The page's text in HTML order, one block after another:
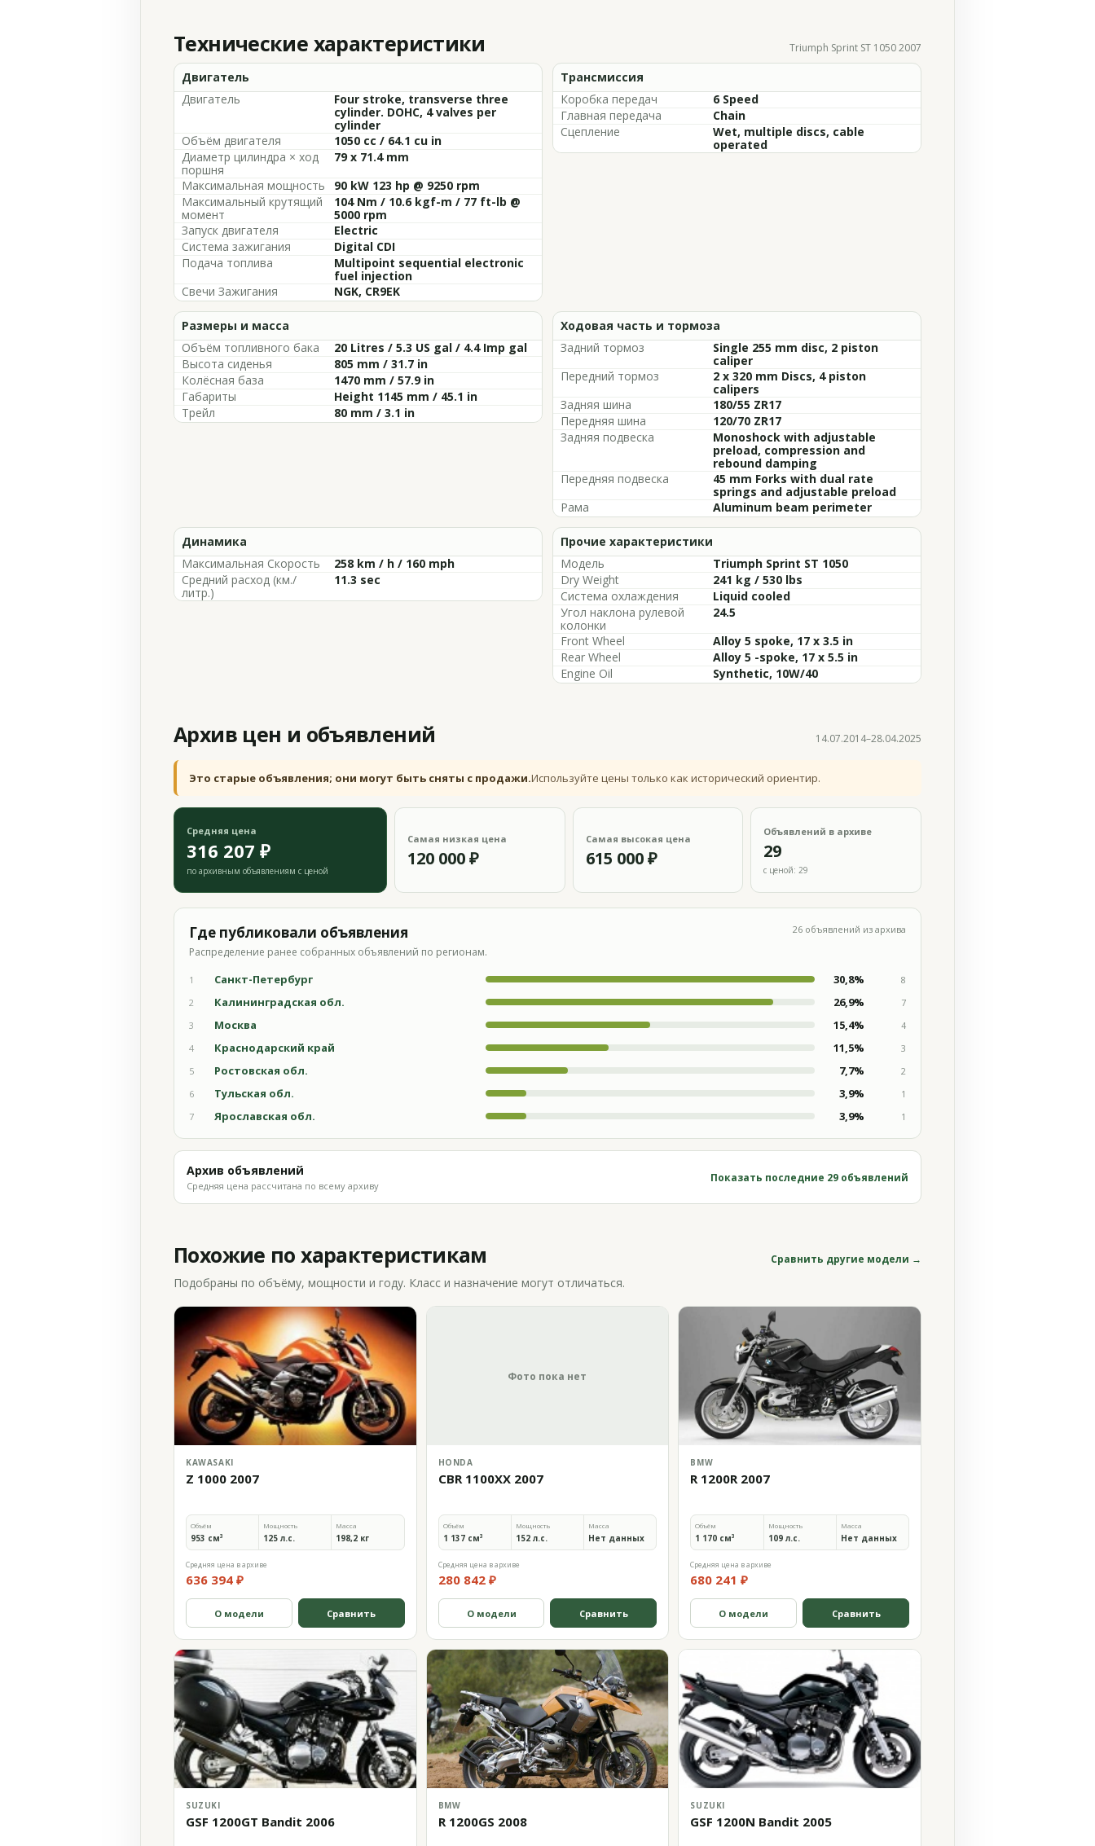
Технические характеристики Triumph Sprint ST 1050 2007
Двигатель
Двигатель
Four stroke, transverse three
cylinder. DOHC, 4 valves per
cylinder
Объём двигателя
1050 cc / 64.1 cu in
Диаметр цилиндра × ход
поршня
79 x 71.4 mm
Максимальная мощность
90 kW 123 hp @ 9250 rpm
Максимальный крутящий
момент
104 Nm / 10.6 kgf-m / 77 ft-lb @
5000 rpm
Запуск двигателя
Electric
Система зажигания
Digital CDI
Подача топлива
Multipoint sequential electronic
fuel injection
Свечи Зажигания
NGK, CR9EK
Трансмиссия
Коробка передач
6 Speed
Главная передача
Chain
Сцепление
Wet, multiple discs, cable
operated
Размеры и масса
Объём топливного бака
20 Litres / 5.3 US gal / 4.4 Imp gal
Высота сиденья
805 mm / 31.7 in
Колёсная база
1470 mm / 57.9 in
Габариты
Height 1145 mm / 45.1 in
Трейл
80 mm / 3.1 in
Ходовая часть и тормоза
Задний тормоз
Single 255 mm disc, 2 piston
caliper
Передний тормоз
2 x 320 mm Discs, 4 piston
calipers
Задняя шина
180/55 ZR17
Передняя шина
120/70 ZR17
Задняя подвеска
Monoshock with adjustable
preload, compression and
rebound damping
Передняя подвеска
45 mm Forks with dual rate
springs and adjustable preload
Рама
Aluminum beam perimeter
Динамика
Максимальная Скорость
258 km / h / 160 mph
Средний расход (км./
литр.)
11.3 sec
Прочие характеристики
Модель
Triumph Sprint ST 1050
Dry Weight
241 kg / 530 lbs
Система охлаждения
Liquid cooled
Угол наклона рулевой
колонки
24.5
Front Wheel
Alloy 5 spoke, 17 x 3.5 in
Rear Wheel
Alloy 5 -spoke, 17 x 5.5 in
Engine Oil
Synthetic, 10W/40
Архив цен и объявлений 14.07.2014–28.04.2025
Это старые объявления; они могут быть сняты с продажи.Используйте цены только как исторический ориентир.
Средняя цена
316 207 ₽
по архивным объявлениям с ценой
Самая низкая цена
120 000 ₽
Самая высокая цена
615 000 ₽
Объявлений в архиве
29
с ценой: 29
Где публиковали объявления
Распределение ранее собранных объявлений по регионам.
26 объявлений из архива
1 Санкт-Петербург 30,8%
8
2
Калининградская обл. 26,9%
7
3
Москва 15,4%
4
4
Краснодарский край 11,5%
3
5
Ростовская обл. 7,7%
2
6
Тульская обл. 3,9%
1
7
Ярославская обл. 3,9% 1
Архив объявлений
Средняя цена рассчитана по всему архиву
Показать последние 29 объявлений
Похожие по характеристикам Сравнить другие модели →
Подобраны по объёму, мощности и году. Класс и назначение могут отличаться.
KAWASAKI
Z 1000 2007
Объём
953 см³
Мощность
125 л.с.
Масса
198,2 кг
Средняя цена в архиве
636 394 ₽
О модели Сравнить
Фото пока нет
HONDA
CBR 1100XX 2007
Объём
1 137 см³
Мощность
152 л.с.
Масса
Нет данных
Средняя цена в архиве
280 842 ₽
О модели Сравнить
BMW
R 1200R 2007
Объём
1 170 см³
Мощность
109 л.с.
Масса
Нет данных
Средняя цена в архиве
680 241 ₽
О модели Сравнить
SUZUKI
GSF 1200GT Bandit 2006
BMW
R 1200GS 2008
SUZUKI
GSF 1200N Bandit 2005